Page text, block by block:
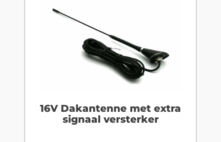
16V Dakantenne met extra
signaal versterker